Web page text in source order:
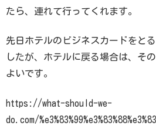
たら、連れて行ってくれます。
先日ホテルのビジネスカードをと
したが、ホテルに戻る場合は、そ
よいです。
https://what-should-we-
do.com/